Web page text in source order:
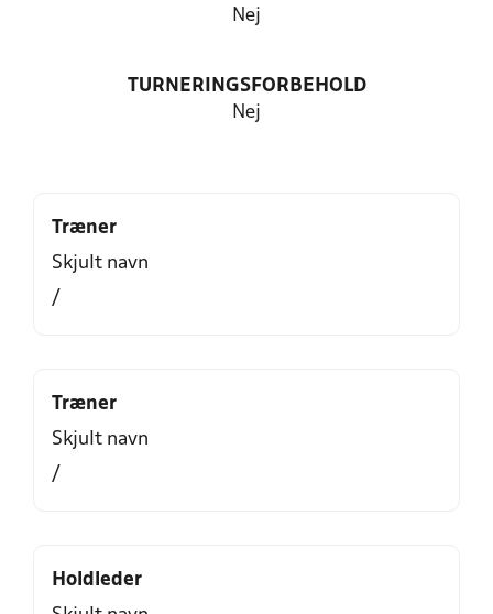
Nej
TURNERINGSFORBEHOLD
Nej
Træner
Skjult navn
/
Træner
Skjult navn
/
Holdleder